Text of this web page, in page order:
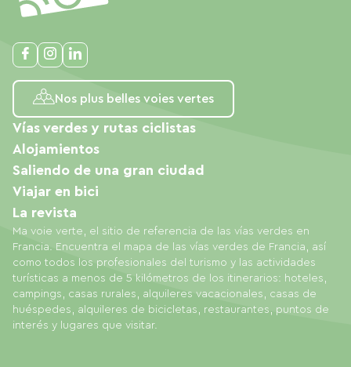
Nos plus belles voies vertes
Ma voie verte, el sitio de referencia de las vías verdes en
Francia. Encuentra el mapa de las vías verdes de Francia, así
como todos los profesionales del turismo y las actividades
turísticas a menos de 5 kilómetros de los itinerarios: hoteles,
campings, casas rurales, alquileres vacacionales, casas de
huéspedes, alquileres de bicicletas, restaurantes, puntos de
interés y lugares que visitar.
Vías verdes y rutas ciclistas
Alojamientos
Saliendo de una gran ciudad
Viajar en bici
La revista